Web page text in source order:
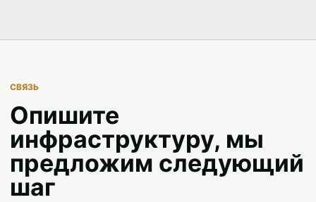
СВЯЗЬ
Опишите
инфраструктуру, мы
предложим следующий
шаг